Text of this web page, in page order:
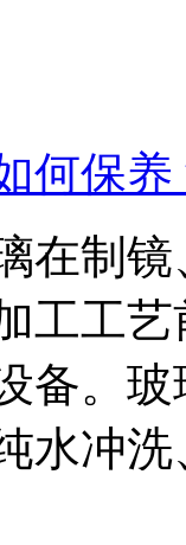
何保养
在制
工工
备。
水冲